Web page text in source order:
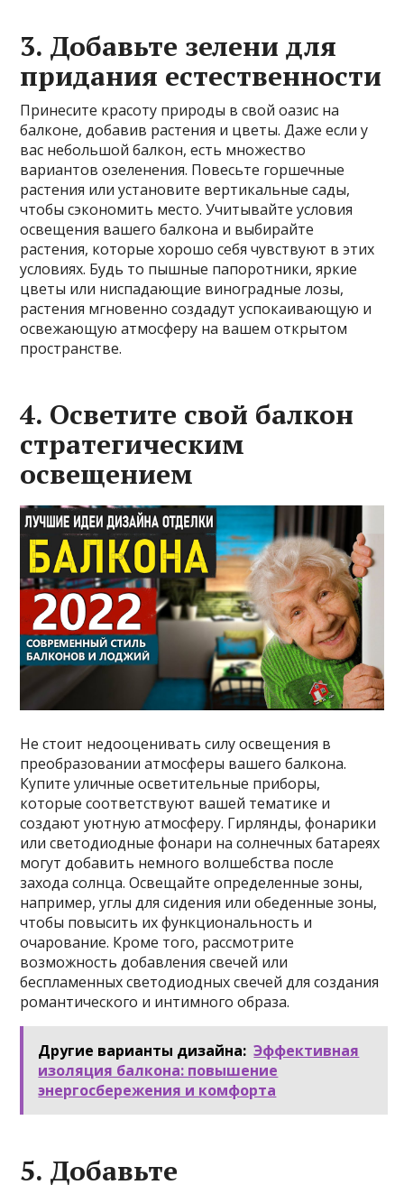
3. Добавьте зелени для
придания естественности
Принесите красоту природы в свой оазис на
балконе, добавив растения и цветы. Даже если у
вас небольшой балкон, есть множество
вариантов озеленения. Повесьте горшечные
растения или установите вертикальные сады,
чтобы сэкономить место. Учитывайте условия
освещения вашего балкона и выбирайте
растения, которые хорошо себя чувствуют в этих
условиях. Будь то пышные папоротники, яркие
цветы или ниспадающие виноградные лозы,
растения мгновенно создадут успокаивающую и
освежающую атмосферу на вашем открытом
пространстве.
4. Осветите свой балкон
стратегическим
освещением
Не стоит недооценивать силу освещения в
преобразовании атмосферы вашего балкона.
Купите уличные осветительные приборы,
которые соответствуют вашей тематике и
создают уютную атмосферу. Гирлянды, фонарики
или светодиодные фонари на солнечных батареях
могут добавить немного волшебства после
захода солнца. Освещайте определенные зоны,
например, углы для сидения или обеденные зоны,
чтобы повысить их функциональность и
очарование. Кроме того, рассмотрите
возможность добавления свечей или
беспламенных светодиодных свечей для создания
романтического и интимного образа.
Другие варианты дизайна: Эффективная
изоляция балкона: повышение
энергосбережения и комфорта
5. Добавьте